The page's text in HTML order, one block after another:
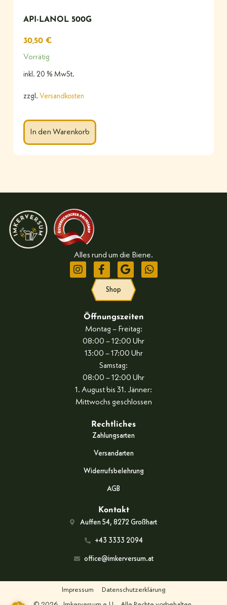
API-LANOL 500G
30,50 €
Vorrätig
inkl. 20 % MwSt.
zzgl. Versandkosten
In den Warenkorb
Alles rund um die Biene.
Shop
Öffnungszeiten
Montag – Freitag:
08:00 – 12:00 Uhr
13:00 – 17:00 Uhr
Samstag:
08:00 – 12:00 Uhr
1. August bis 31. Jänner:
Mittwochs geschlossen
Rechtliches
Zahlungsarten
Versandarten
Widerrufsbelehrung
AGB
Kontakt
Auffen 54, 8272 Großhart
+43 3333 2094
office@imkerversum.at
Impressum Datenschutzerklärung